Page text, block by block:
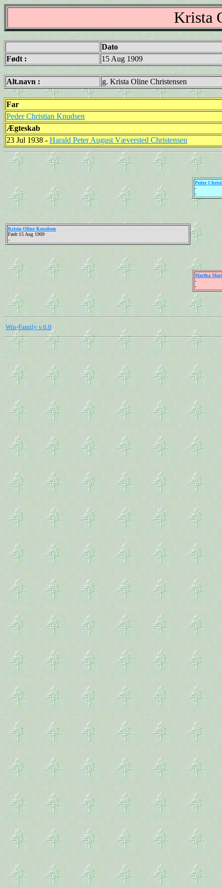
Krista
Dato
Født :
15 Aug 1909
Alt.navn : g. Krista Oline Christensen
Far
Peder Christian Knudsen
Ægteskab
23 Jul 1938 - Harald Peter August Væversted Christensen
Krista Oline Knudsen
Født:15 Aug 1909
-
Peder
-
-
Martha
-
-
Win-Family v.6.0